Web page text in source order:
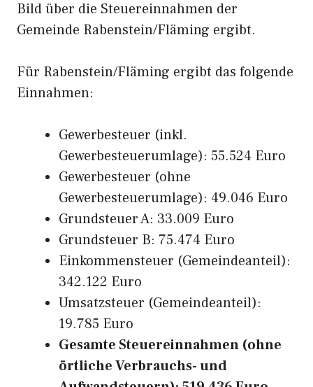
Bild über die Steuereinnahmen der
Gemeinde Rabenstein/Fläming ergibt.
Für Rabenstein/Fläming ergibt das folgende
Einnahmen:
Gewerbesteuer (inkl.
Gewerbesteuerumlage): 55.524 Euro
Gewerbesteuer (ohne
Gewerbesteuerumlage): 49.046 Euro
Grundsteuer A: 33.009 Euro
Grundsteuer B: 75.474 Euro
Einkommensteuer (Gemeindeanteil):
342.122 Euro
Umsatzsteuer (Gemeindeanteil):
19.785 Euro
Gesamte Steuereinnahmen (ohne
örtliche Verbrauchs- und